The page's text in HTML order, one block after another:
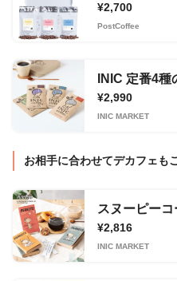
¥2,700
PostCoffee
INIC 定番4
¥2,990
INIC MARKET
お相手に合わせてデカフェも
¥2,816
INIC MARKET